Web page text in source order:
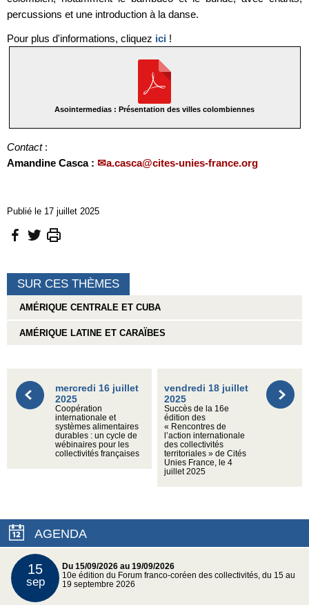
percussions et une introduction à la danse.
Pour plus d'informations, cliquez ici !
Asointermedias : Présentation des villes colombiennes
Contact:
Amandine Casca :
a.casca@cites-unies-france.org
Publié le 17 juillet 2025
SUR CES THÈMES
AMÉRIQUE CENTRALE ET CUBA
AMÉRIQUE LATINE ET CARAÏBES
mercredi 16 juillet
2025
Coopération
internationale et
systèmes alimentaires
durables : un cycle de
wébinaires pour les
collectivités françaises
vendredi 18 juillet
2025
Succès de la 16e
édition des
« Rencontres de
l’action internationale
des collectivités
territoriales » de Cités
Unies France, le 4
juillet 2025
AGENDA
15
sep
Du 15/09/2026 au 19/09/2026
10e édition du Forum franco-coréen des collectivités, du 15 au
19 septembre 2026